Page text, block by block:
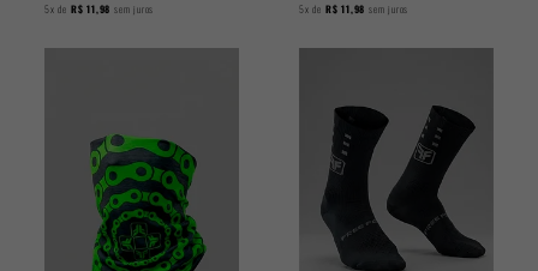
5x de R$ 11,98 sem juros 5x de R$ 11,98 sem juros